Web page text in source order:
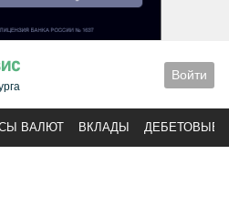
Войти
ВАЛЮТ ВКЛАДЫ ДЕБЕТОВЫЕ